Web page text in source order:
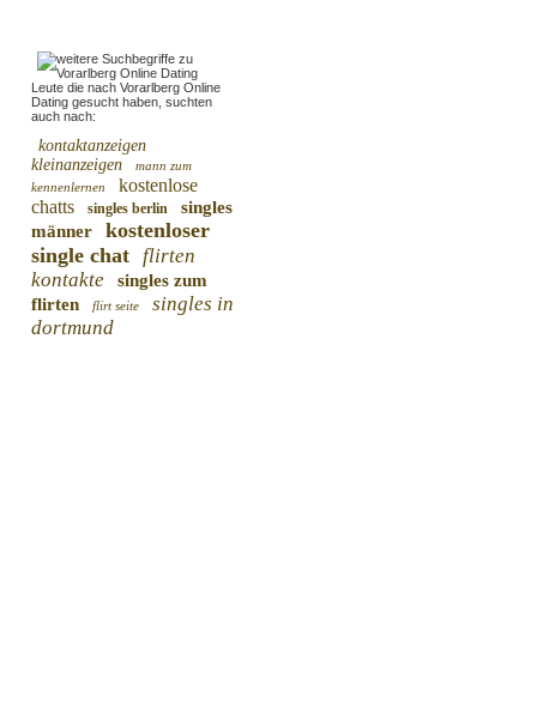
Leute die nach Vorarlberg Online
Dating gesucht haben, suchten
auch nach:
kontaktanzeigen
kleinanzeigen
mann zum
kennenlernen
kostenlose
chatts
singles berlin
singles
männer
kostenloser
single chat
flirten
kontakte
singles zum
flirten
flirt seite
singles in
dortmund